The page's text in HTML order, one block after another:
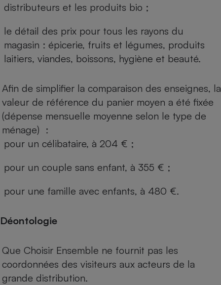
distributeurs et les produits bio ;
le détail des prix pour tous les rayons du
magasin : épicerie, fruits et légumes, produits
laitiers, viandes, boissons, hygiène et beauté.
Afin de simplifier la comparaison des enseignes, la
valeur de référence du panier moyen a été fixée
(dépense mensuelle moyenne selon le type de
ménage) :
pour un célibataire, à 204 € ;
pour un couple sans enfant, à 355 € ;
pour une famille avec enfants, à 480 €.
Déontologie
Que Choisir Ensemble ne fournit pas les
coordonnées des visiteurs aux acteurs de la
grande distribution.